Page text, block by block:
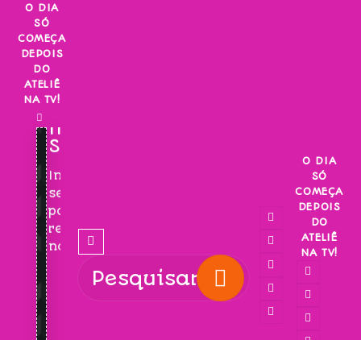
Skip
content
O DIA
SÓ
COMEÇA
DEPOIS
DO
ATELIÊ
NA TV!
INSCREVA-
SE!
Inscreva-
se
para
receber
novidades!
O DIA
SÓ
COMEÇA
DEPOIS
DO
ATELIÊ
NA TV!